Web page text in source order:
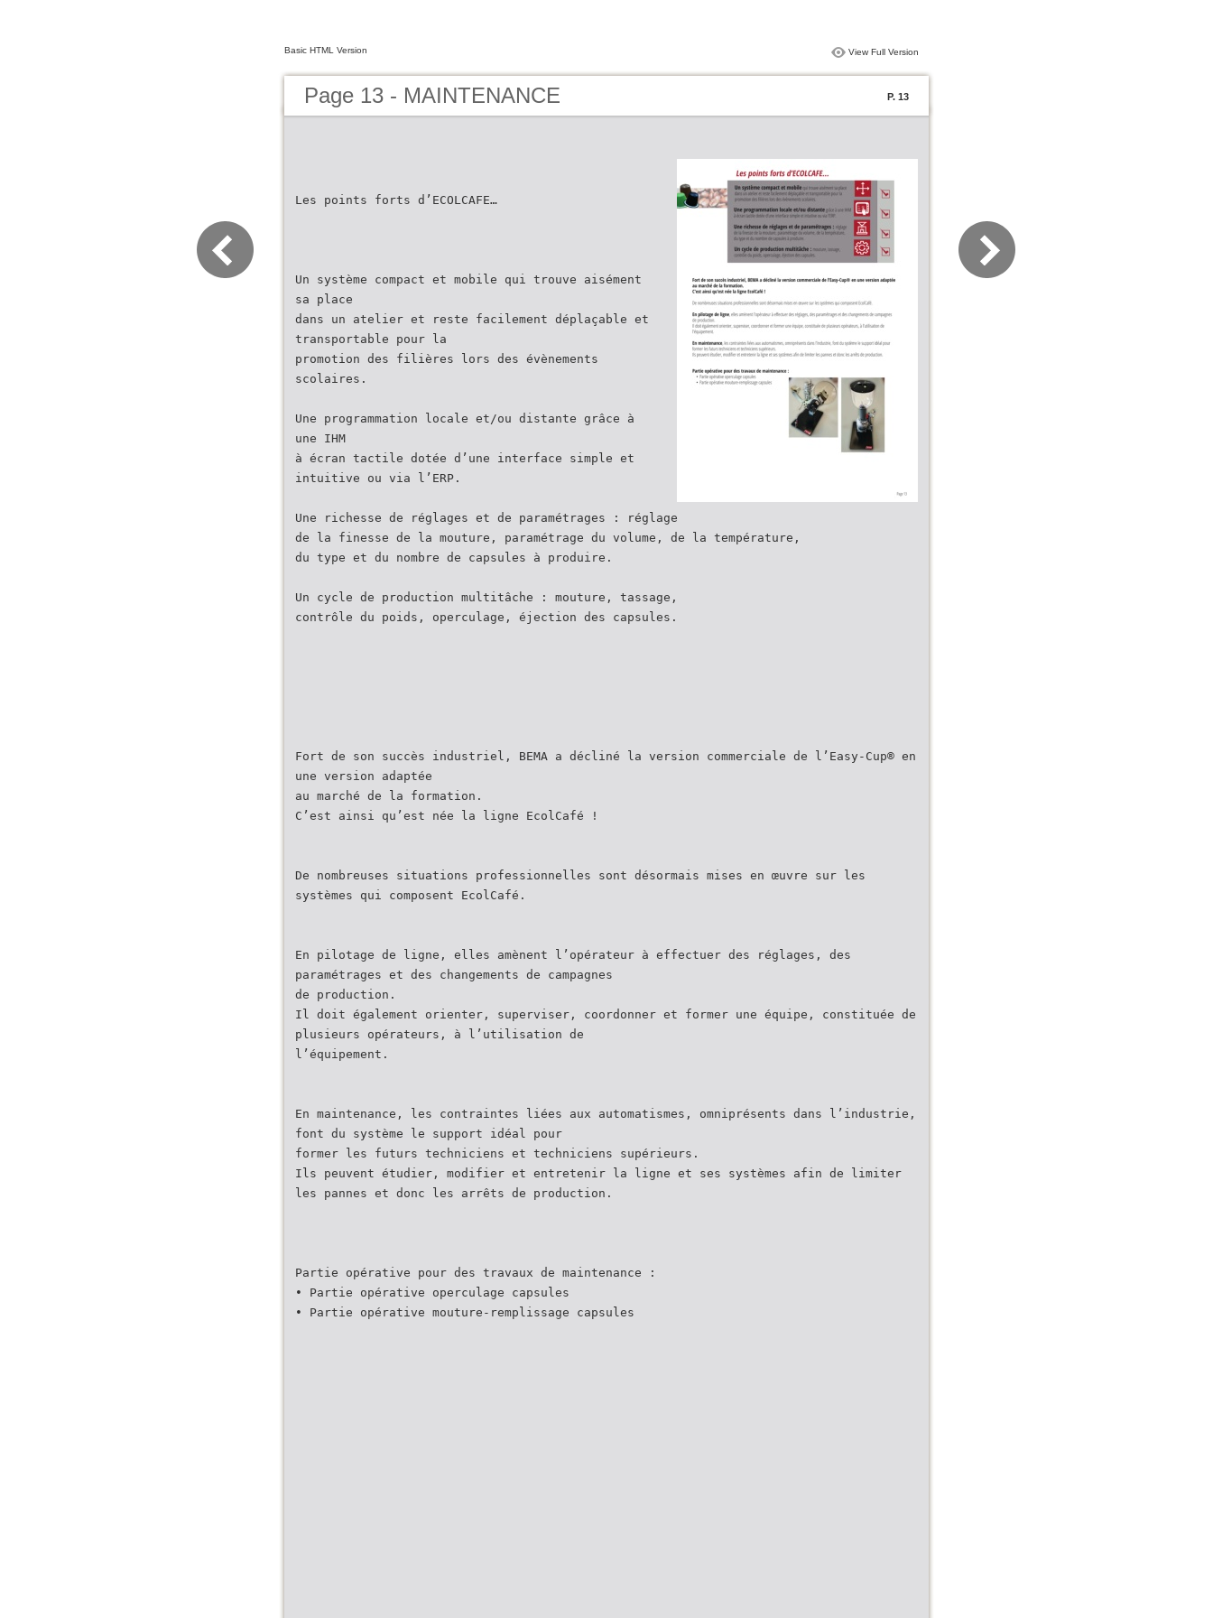
Basic HTML Version View Full Version
Page 13 - MAINTENANCE P. 13
Les points forts d’ECOLCAFE…
Un système compact et mobile qui trouve aisément
sa place
dans un atelier et reste facilement déplaçable et
transportable pour la
promotion des filières lors des évènements
scolaires.
Une programmation locale et/ou distante grâce à
une IHM
à écran tactile dotée d’une interface simple et
intuitive ou via l’ERP.
Une richesse de réglages et de paramétrages : réglage
de la finesse de la mouture, paramétrage du volume, de la température,
du type et du nombre de capsules à produire.
Un cycle de production multitâche : mouture, tassage,
contrôle du poids, operculage, éjection des capsules.
Fort de son succès industriel, BEMA a décliné la version commerciale de l’Easy-Cup® en
une version adaptée
au marché de la formation.
C’est ainsi qu’est née la ligne EcolCafé !
De nombreuses situations professionnelles sont désormais mises en œuvre sur les
systèmes qui composent EcolCafé.
En pilotage de ligne, elles amènent l’opérateur à effectuer des réglages, des
paramétrages et des changements de campagnes
de production.
Il doit également orienter, superviser, coordonner et former une équipe, constituée de
plusieurs opérateurs, à l’utilisation de
l’équipement.
En maintenance, les contraintes liées aux automatismes, omniprésents dans l’industrie,
font du système le support idéal pour
former les futurs techniciens et techniciens supérieurs.
Ils peuvent étudier, modifier et entretenir la ligne et ses systèmes afin de limiter
les pannes et donc les arrêts de production.
Partie opérative pour des travaux de maintenance :
• Partie opérative operculage capsules
• Partie opérative mouture-remplissage capsules